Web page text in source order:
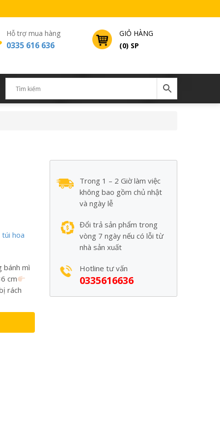
GIỎ HÀNG
(0) SP
Hỗ trợ mua hàng
0335 616 636
túi hoa
bánh mì
cm
rách
Trong 1 – 2 Giờ làm việc
không bao gồm chủ nhật
và ngày lễ
Đổi trả sản phẩm trong
vòng 7 ngày nếu có lỗi từ
nhà sản xuất
Hotline tư vấn
0335616636